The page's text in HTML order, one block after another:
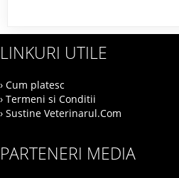
LINKURI UTILE
› Cum platesc
› Termeni si Conditii
› Sustine Veterinarul.Com
PARTENERI MEDIA